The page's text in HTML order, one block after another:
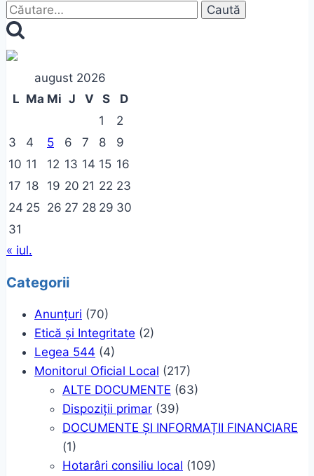
Caută
după:
august 2026
L Ma Mi J V S
D
1
2
3
4 5 6 7 8
9
10 11 12 13 14 15 16
17 18 19 20 21 22 23
24 25 26 27 28 29 30
31
« iul.
Categorii
Anunțuri (70)
Etică și Integritate (2)
Legea 544 (4)
Monitorul Oficial Local (217)
ALTE DOCUMENTE (63)
Dispoziții primar (39)
DOCUMENTE ȘI INFORMAȚII FINANCIARE
(1)
Hotarâri consiliu local (109)